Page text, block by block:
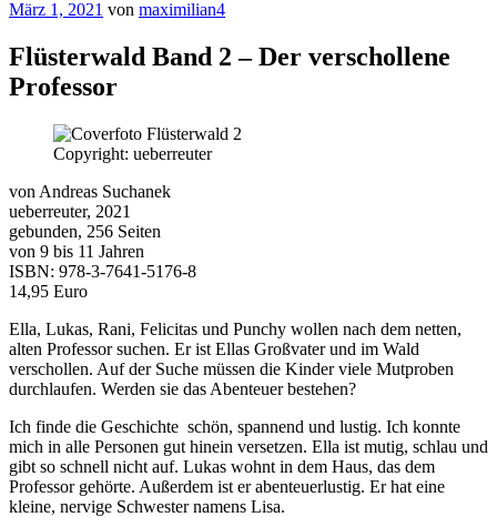
Veröffentlicht
März 1, 2021 von maximilian4
Flüsterwald Band 2 – Der verschollene
Professor
Copyright: ueberreuter
von Andreas Suchanek
ueberreuter, 2021
gebunden, 256 Seiten
von 9 bis 11 Jahren
ISBN: 978-3-7641-5176-8
14,95 Euro
Ella, Lukas, Rani, Felicitas und Punchy wollen nach dem netten,
alten Professor suchen. Er ist Ellas Großvater und im Wald
verschollen. Auf der Suche müssen die Kinder viele Mutproben
durchlaufen. Werden sie das Abenteuer bestehen?
Ich finde die Geschichte schön, spannend und lustig. Ich konnte
mich in alle Personen gut hinein versetzen. Ella ist mutig, schlau und
gibt so schnell nicht auf. Lukas wohnt in dem Haus, das dem
Professor gehörte. Außerdem ist er abenteuerlustig. Er hat eine
kleine, nervige Schwester namens Lisa.